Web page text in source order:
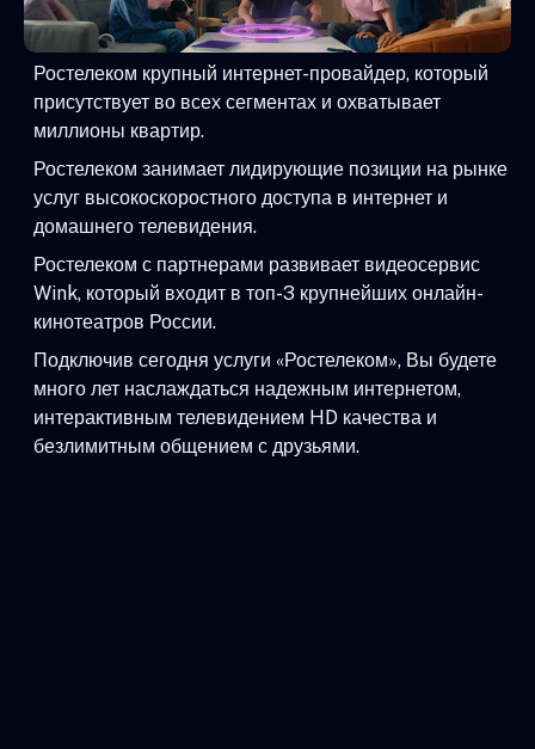
Ростелеком крупный интернет-провайдер, который
присутствует во всех сегментах и охватывает
миллионы квартир.
Ростелеком занимает лидирующие позиции на рынке
услуг высокоскоростного доступа в интернет и
домашнего телевидения.
Ростелеком с партнерами развивает видеосервис
Wink, который входит в топ-3 крупнейших онлайн-
кинотеатров России.
Подключив сегодня услуги «Ростелеком», Вы будете
много лет наслаждаться надежным интернетом,
интерактивным телевидением HD качества и
безлимитным общением с друзьями.